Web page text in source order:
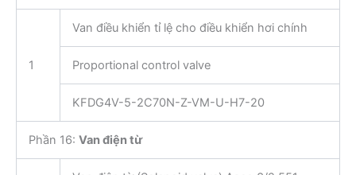
1
Van điều khiển tỉ lệ cho điều khiển hơi chính
Proportional control valve
KFDG4V-5-2C70N-Z-VM-U-H7-20
Phần 16: Van điện từ